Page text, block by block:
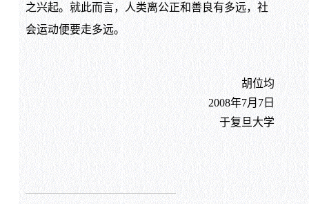
之兴起。就此而言，人类离公正和善良有多远，社
会运动便要走多远。
胡位均
2008年7月7日
于复旦大学